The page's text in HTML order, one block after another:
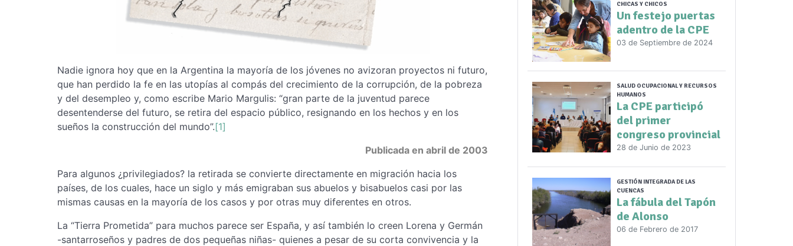
Nadie ignora hoy que en la Argentina la mayoría de los jóvenes no avizoran proyectos ni futuro,
que han perdido la fe en las utopías al compás del crecimiento de la corrupción, de la pobreza
y del desempleo y, como escribe Mario Margulis: “gran parte de la juventud parece
desentenderse del futuro, se retira del espacio público, resignando en los hechos y en los
sueños la construcción del mundo”.[1]
Publicada en abril de 2003
Para algunos ¿privilegiados? la retirada se convierte directamente en migración hacia los
países, de los cuales, hace un siglo y más emigraban sus abuelos y bisabuelos casi por las
mismas causas en la mayoría de los casos y por otras muy diferentes en otros.
La “Tierra Prometida” para muchos parece ser España, y así también lo creen Lorena y Germán
-santarroseños y padres de dos pequeñas niñas- quienes a pesar de su corta convivencia y la
CHICAS Y CHICOS
Un festejo puertas
adentro de la CPE
03 de Septiembre de 2024
SALUD OCUPACIONAL Y RECURSOS
HUMANOS
La CPE participó
del primer
congreso provincial
28 de Junio de 2023
GESTIÓN INTEGRADA DE LAS
CUENCAS
La fábula del Tapón
de Alonso
06 de Febrero de 2017